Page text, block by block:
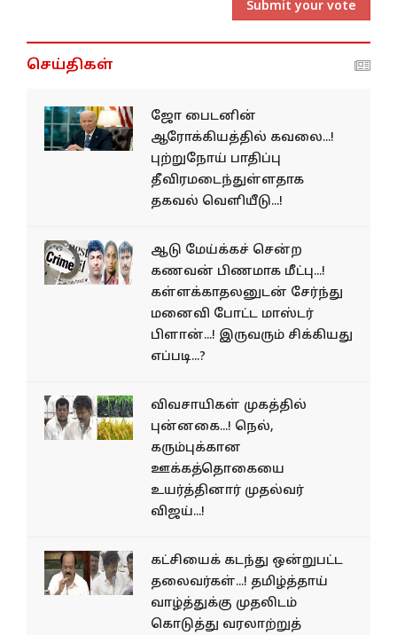
Submit your vote
செய்திகள்
ஜோ பைடனின்
ஆரோக்கியத்தில் கவலை...!
புற்றுநோய் பாதிப்பு
தீவிரமடைந்துள்ளதாக
தகவல் வெளியீடு...!
ஆடு மேய்க்கச் சென்ற
கணவன் பிணமாக மீட்பு...!
கள்ளக்காதலனுடன் சேர்ந்து
மனைவி போட்ட மாஸ்டர்
பிளான்...! இருவரும் சிக்கியது
எப்படி...?
விவசாயிகள் முகத்தில்
புன்னகை...! நெல்,
கரும்புக்கான
ஊக்கத்தொகையை
உயர்த்தினார் முதல்வர்
விஜய்...!
கட்சியைக் கடந்து ஒன்றுபட்ட
தலைவர்கள்...! தமிழ்த்தாய்
வாழ்த்துக்கு முதலிடம்
கொடுத்து வரலாற்றுத்